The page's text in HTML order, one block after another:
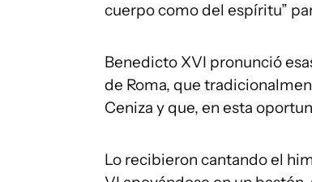
cuerpo como del espíritu”
Benedicto XVI pronunció
de Roma, que
Ceniza y que, en esta
Lo recibieron cantando el